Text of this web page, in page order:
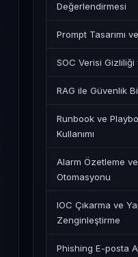
Değerlendirmesi
Prompt Tasarımı ve
SOC Verisi Gizliliği
RAG ile Güvenlik
Runbook ve
Kullanımı
Alarm Özetleme
Otomasyonu
IOC Çıkarma ve
Zenginleştirme
Phishing E-posta